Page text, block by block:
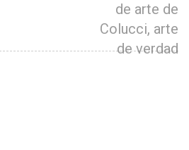
de arte de
Colucci, arte
de verdad